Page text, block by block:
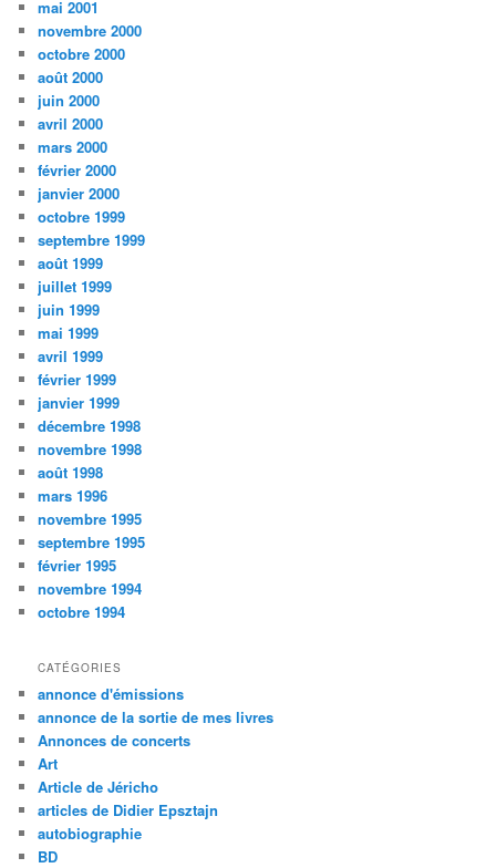
mai 2001
novembre 2000
octobre 2000
août 2000
juin 2000
avril 2000
mars 2000
février 2000
janvier 2000
octobre 1999
septembre 1999
août 1999
juillet 1999
juin 1999
mai 1999
avril 1999
février 1999
janvier 1999
décembre 1998
novembre 1998
août 1998
mars 1996
novembre 1995
septembre 1995
février 1995
novembre 1994
octobre 1994
CATÉGORIES
annonce d'émissions
annonce de la sortie de mes livres
Annonces de concerts
Art
Article de Jéricho
articles de Didier Epsztajn
autobiographie
BD